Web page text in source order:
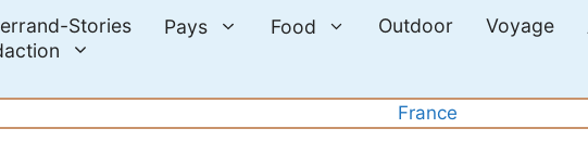
Stories Pays Food Outdoor Voyage
France